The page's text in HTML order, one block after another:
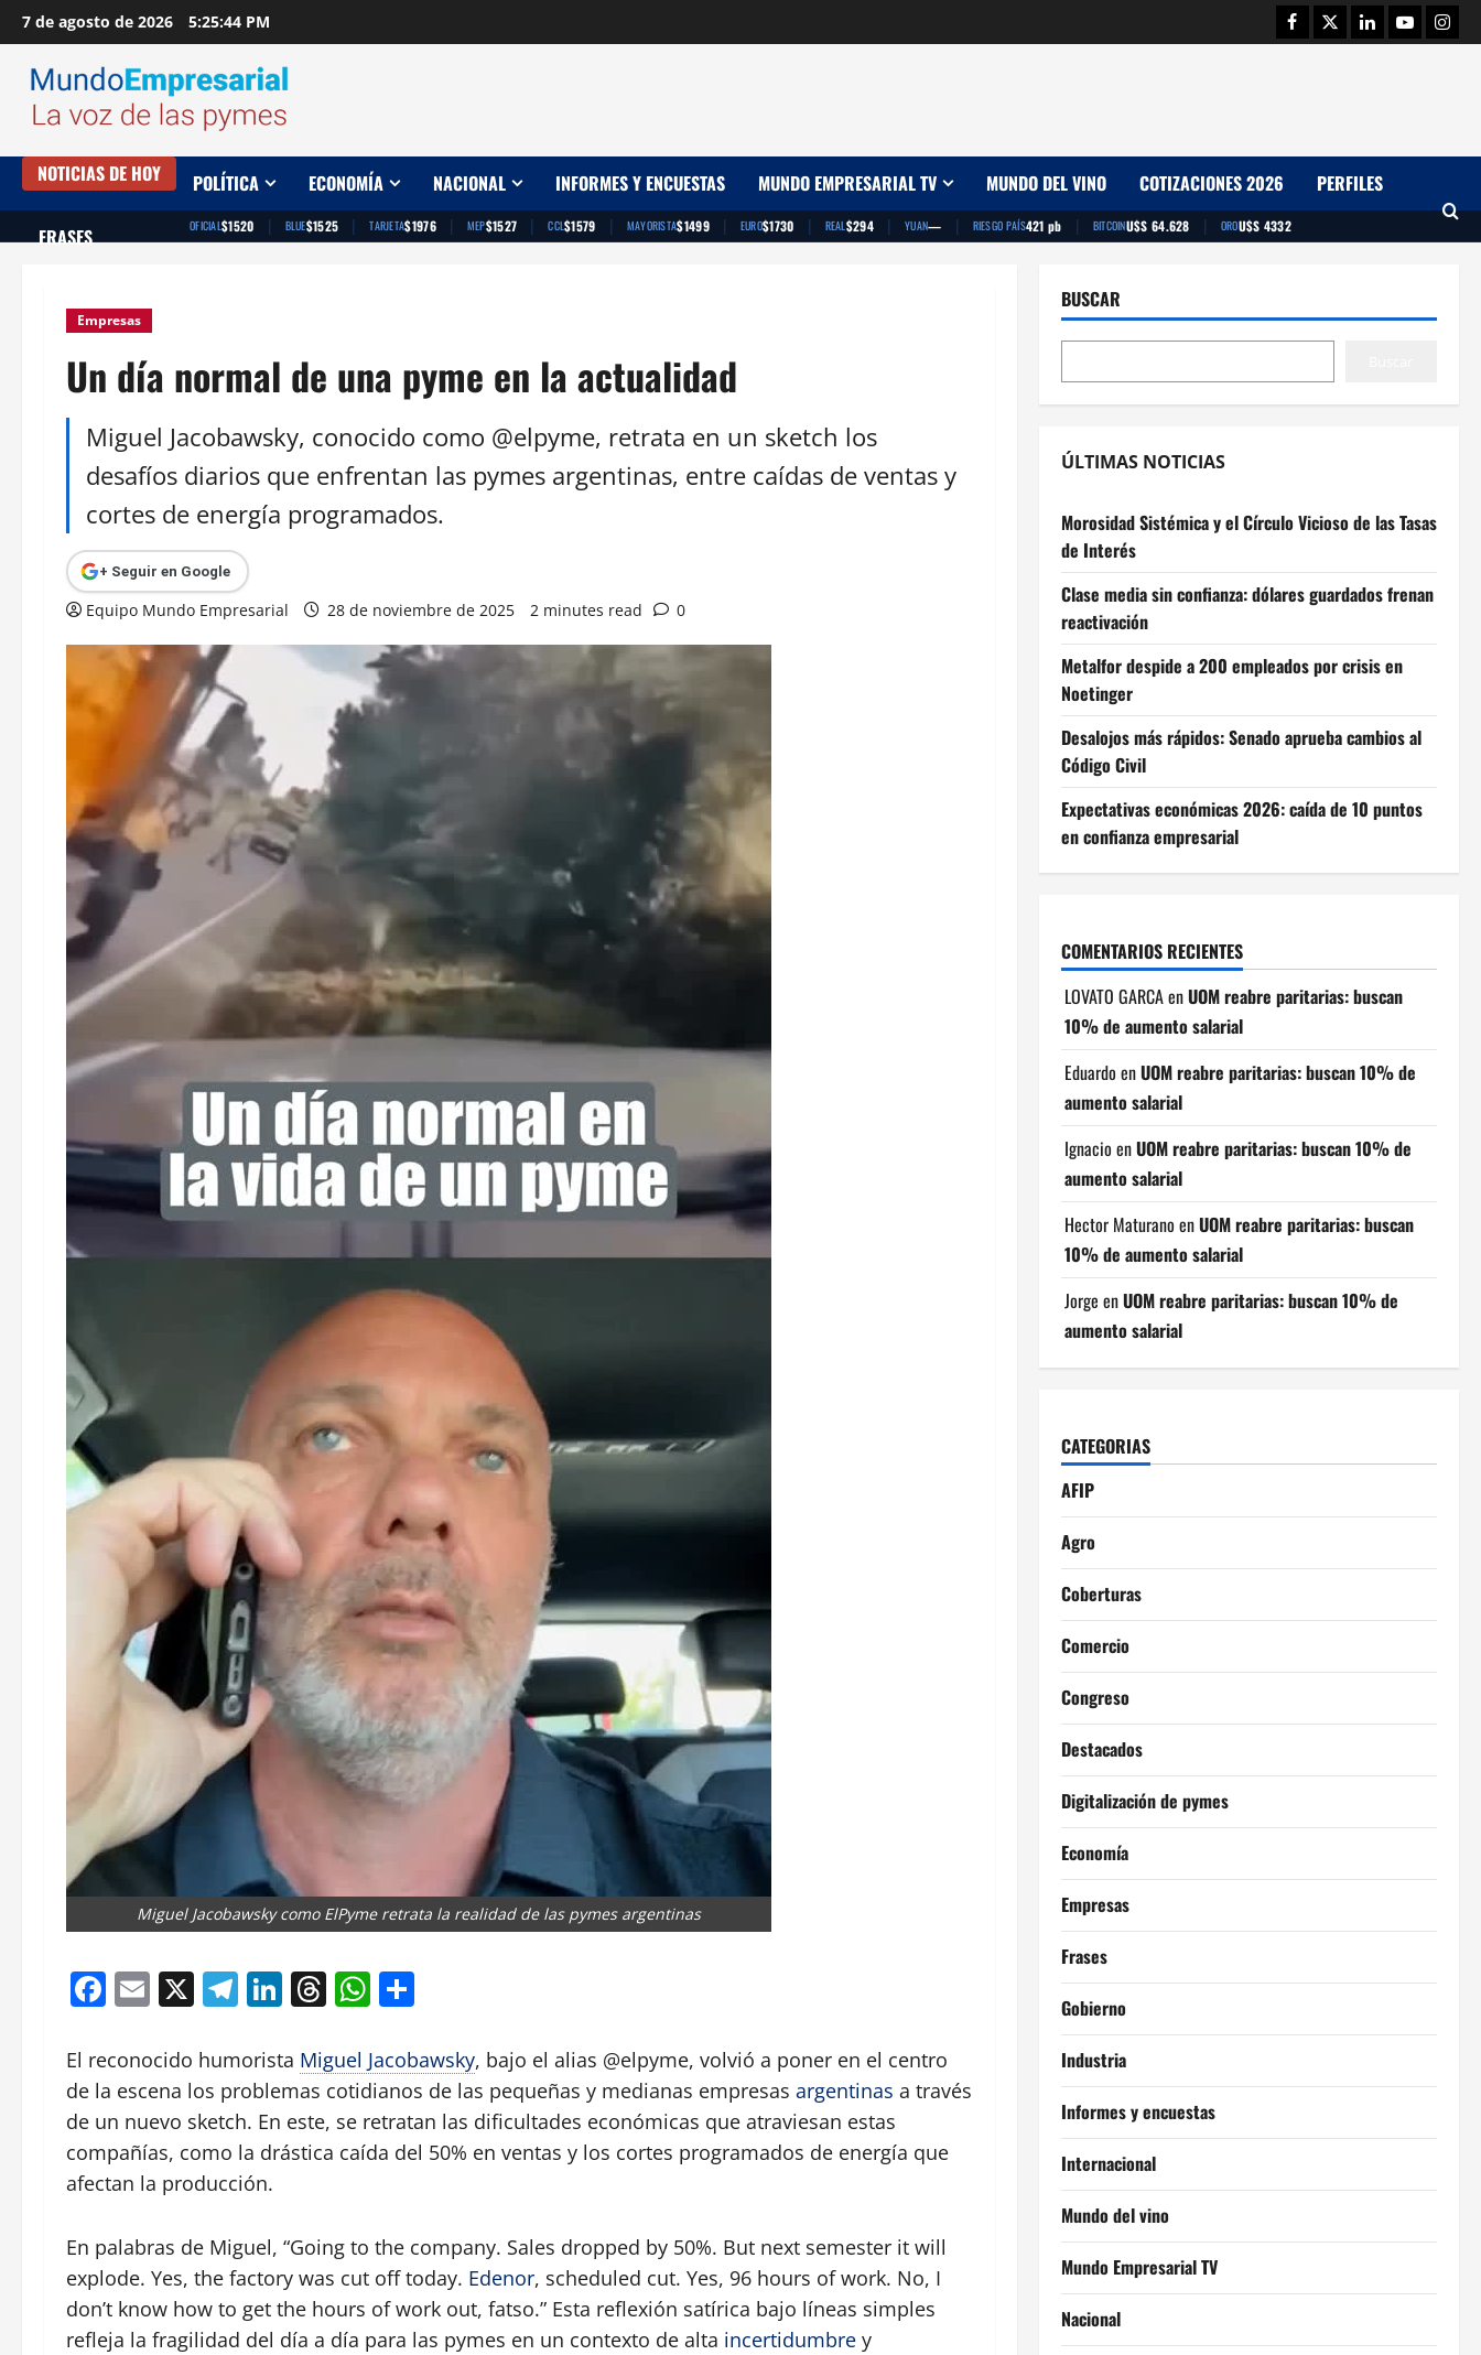
Saltar
al
contenido
7 de agosto de 2026 5:25:45 PM Facebook
TwitterLinkedinYoutube
NOTICIAS DE HOY POLÍTICA ECONOMÍA NACIONAL INFORMES Y ENCUESTAS MUNDO EMPRESARIAL TV MUNDO DEL VINO COTIZACIONES 2026 PERFILES
FRASES OFICIAL$1520 | BLUE$1525 | TARJETA$1976 | MEP$1527 | CCL$1579 | MAYORISTA$1499 | EURO$1730 | REAL$294 | YUAN— | RIESGO PAÍS421 pb | BITCOINU$S 64.628 | OROU$S 4332
Empresas
Un día normal de una pyme en la actualidad
Miguel Jacobawsky, conocido como @elpyme, retrata en un sketch los
desafíos diarios que enfrentan las pymes argentinas, entre caídas de ventas y
cortes de energía programados.
+ Seguir en Google
Equipo Mundo Empresarial 28 de noviembre de 2025 2 minutes read 0
Miguel Jacobawsky como ElPyme retrata la realidad de las pymes argentinas
Facebook
Email
X Telegram
LinkedIn
Threads
WhatsApp
El reconocido humorista Miguel Jacobawsky, bajo el alias @elpyme, volvió a poner en el centro
de la escena los problemas cotidianos de las pequeñas y medianas empresas argentinas a través
de un nuevo sketch. En este, se retratan las dificultades económicas que atraviesan estas
compañías, como la drástica caída del 50% en ventas y los cortes programados de energía que
afectan la producción.
En palabras de Miguel, Going to the company. Sales dropped by 50%. But next semester it will
explode. Yes, the factory was cut off today. Edenor, scheduled cut. Yes, 96 hours of work. No, I
don’t know how to get the hours of work out, fatso. Esta reflexión satírica bajo líneas simples
refleja la fragilidad del día a día para las pymes en un contexto de alta incertidumbre y
BUSCAR
ÚLTIMAS NOTICIAS
Morosidad Sistémica y el Círculo Vicioso de las Tasas
de Interés
Clase media sin confianza: dólares guardados frenan
reactivación
Metalfor despide a 200 empleados por crisis en
Noetinger
Desalojos más rápidos: Senado aprueba cambios al
Código Civil
Expectativas económicas 2026: caída de 10 puntos
en confianza empresarial
COMENTARIOS RECIENTES
LOVATO GARCAenUOM reabre paritarias: buscan
10% de aumento salarial
Eduardo enUOM reabre paritarias: buscan 10% de
aumento salarial
Ignacio enUOM reabre paritarias: buscan 10% de
aumento salarial
Hector Maturano enUOM reabre paritarias: buscan
10% de aumento salarial
Jorge enUOM reabre paritarias: buscan 10% de
aumento salarial
CATEGORIAS
AFIP
Agro
Coberturas
Comercio
Congreso
Destacados
Digitalización de pymes
Economía
Empresas
Frases
Gobierno
Industria
Informes y encuestas
Internacional
Mundo del vino
Mundo Empresarial TV
Nacional